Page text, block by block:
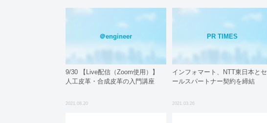
＠engineer
9/30 【Live配信（Zoom使用）】
人工皮革・合成皮革の入門講座
2021.08.20
PR TIMES
インフォマート、NTT東日本とセ
ールスパートナー契約を締結
2021.03.26